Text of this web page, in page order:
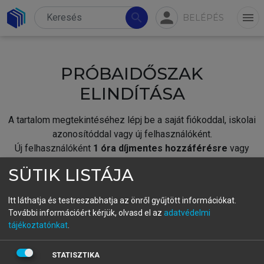
search person BELÉPÉS menu
PRÓBAIDŐSZAK
ELINDÍTÁSA
A tartalom megtekintéséhez lépj be a saját fiókoddal, iskolai
azonosítóddal vagy új felhasználóként.
Új felhasználóként 1 óra díjmentes hozzáférésre vagy
fiókoddal,vagy hozz létre új fiókot.
A regisztráció után apróbaidőszakautomatikusan
BELÉPÉS SAJÁT FIÓKKAL
SÜTIK LISTÁJA
Itt láthatja és testreszabhatja az önről gyűjtött információkat.
További információért kérjük, olvasd el az adatvédelmi
tájékoztatónkat
STATISZTIKA